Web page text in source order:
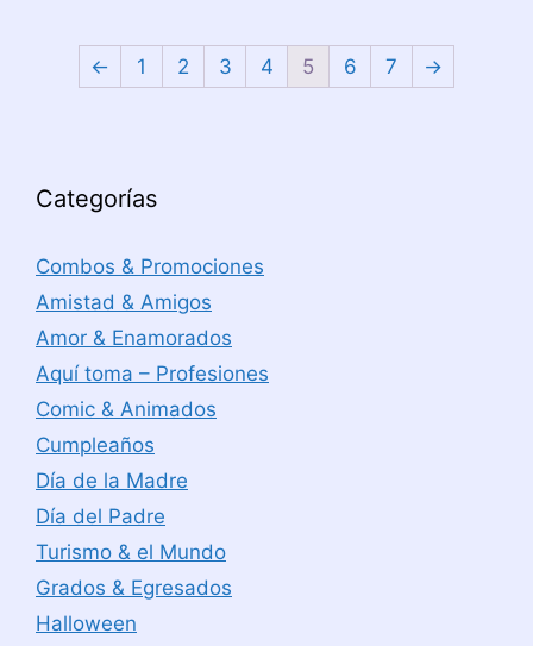
← 1 2 3 4 5 6 7 →
Categorías
Combos & Promociones
Amistad & Amigos
Amor & Enamorados
Aquí toma – Profesiones
Comic & Animados
Cumpleaños
Día de la Madre
Día del Padre
Turismo & el Mundo
Grados & Egresados
Halloween